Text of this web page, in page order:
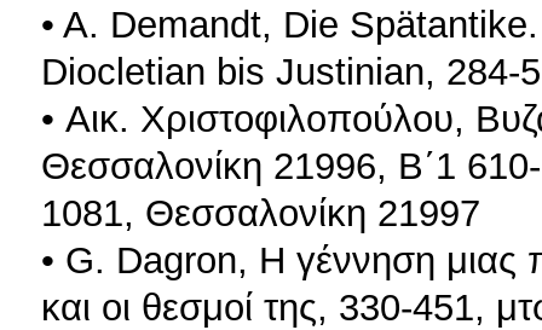
• A. Demandt, Die
Diocletian bis Justinian, 284-
• Αικ. Χριστοφιλοπούλου,
Θεσσαλονίκη 21996, Β΄1
1081, Θεσσαλονίκη 21997
• G. Dagron, Η γέννηση
και οι θεσμοί της, 330-451,